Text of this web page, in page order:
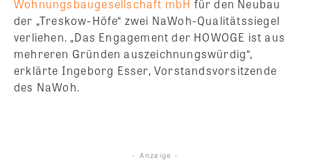
Wohnungsbaugesellschaft mbH für den Neubau
der „Treskow-Höfe“ zwei NaWoh-Qualitätssiegel
verliehen. „Das Engagement der HOWOGE ist aus
mehreren Gründen auszeichnungswürdig“,
erklärte Ingeborg Esser, Vorstandsvorsitzende
des NaWoh.
- Anzeige -